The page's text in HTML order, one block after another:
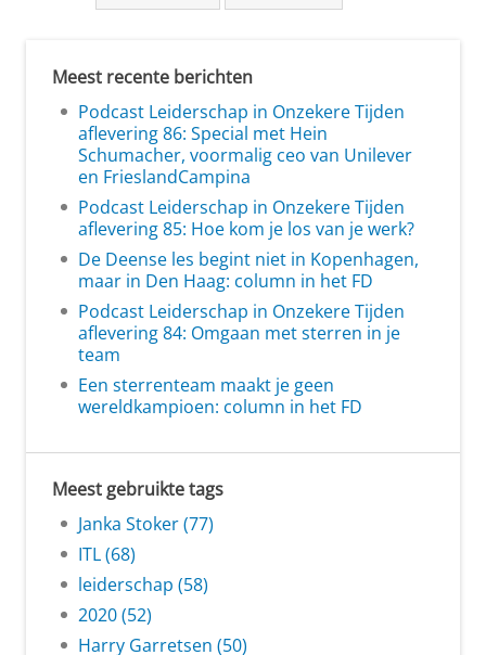
Meest recente berichten
Podcast Leiderschap in Onzekere Tijden
aflevering 86: Special met Hein
Schumacher, voormalig ceo van Unilever
en FrieslandCampina
Podcast Leiderschap in Onzekere Tijden
aflevering 85: Hoe kom je los van je werk?
De Deense les begint niet in Kopenhagen,
maar in Den Haag: column in het FD
Podcast Leiderschap in Onzekere Tijden
aflevering 84: Omgaan met sterren in je
team
Een sterrenteam maakt je geen
wereldkampioen: column in het FD
Meest gebruikte tags
Janka Stoker (77)
ITL (68)
leiderschap (58)
2020 (52)
Harry Garretsen (50)